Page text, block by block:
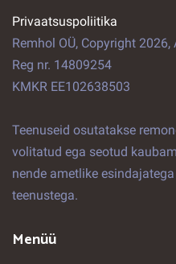
Privaatsuspoliitika
Remhol OÜ, Copyright 2026,
Reg nr. 14809254
KMKR EE102638503
Teenuseid osutatakse
volitatud ega seotud
nende ametlike
teenustega.
Menüü